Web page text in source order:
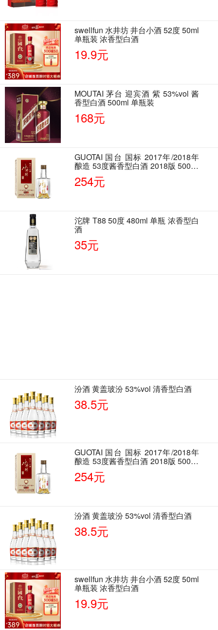
swellfun 水井坊 井台小酒 52度 50ml
单瓶装 浓香型白酒
19.9元
MOUTAI 茅台 迎宾酒 紫 53%vol 酱
香型白酒 500ml 单瓶装
168元
GUOTAI 国台 国标 2017年/2018年
酿造 53度酱香型白酒 2018版 500ml
单瓶装
254元
沱牌 T88 50度 480ml 单瓶 浓香型白
酒
35元
汾酒 黄盖玻汾 53%vol 清香型白酒
38.5元
GUOTAI 国台 国标 2017年/2018年
酿造 53度酱香型白酒 2018版 500ml
单瓶装
254元
汾酒 黄盖玻汾 53%vol 清香型白酒
38.5元
swellfun 水井坊 井台小酒 52度 50ml
单瓶装 浓香型白酒
19.9元